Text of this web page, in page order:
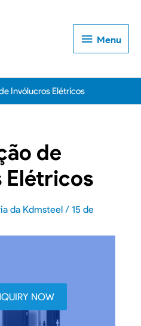
Menu
Menu
Invólucros Elétricos
de
Elétricos
da Kdmsteel/15 de
NOW